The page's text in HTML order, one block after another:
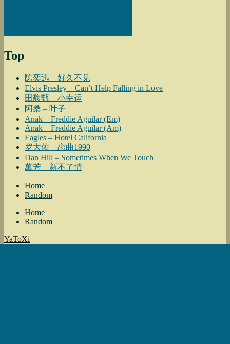
Top
陈奕迅 – 好久不见
Elvis Presley – Can’t Help Falling in Love
田馥甄 – 小幸运
阿桑 – 叶子
Anak – Freddie Aguilar (Em)
Anak – Freddie Aguilar (Am)
Eagles – Hotel California
罗大佑 – 恋曲1990
Dan Hill – Sometimes When We Touch
萬芳 – 新不了情
Home
Random
Home
Random
YaToXi